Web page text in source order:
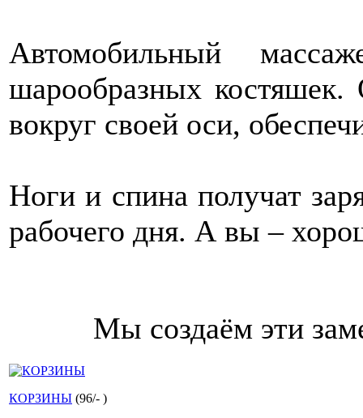
Автомобильный
шарообразных костяшек.
вокруг своей оси,
Ноги и спина получат
рабочего дня. А вы –
Мы создаём эти
КОРЗИНЫ (96/- )